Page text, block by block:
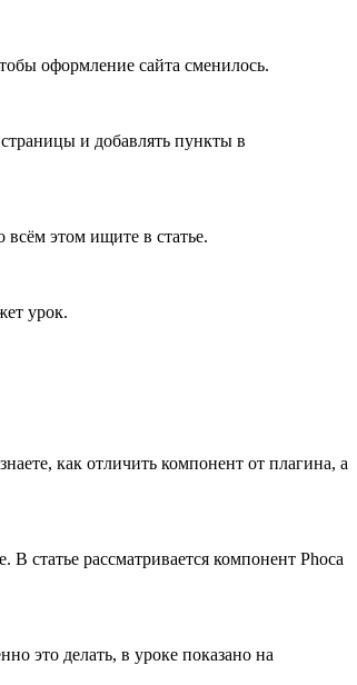
оформление сайта сменилось.
и добавлять пункты в
всём этом ищите в статье.
урок.
как отличить компонент от плагина, а
статье рассматривается компонент Phoca
это делать, в уроке показано на